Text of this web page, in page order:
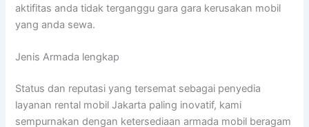
aktifitas anda tidak terganggu gara gara kerusakan mobil
yang anda sewa.
Jenis Armada lengkap
Status dan reputasi yang tersemat sebagai penyedia
layanan rental mobil Jakarta paling inovatif, kami
sempurnakan dengan ketersediaan armada mobil beragam